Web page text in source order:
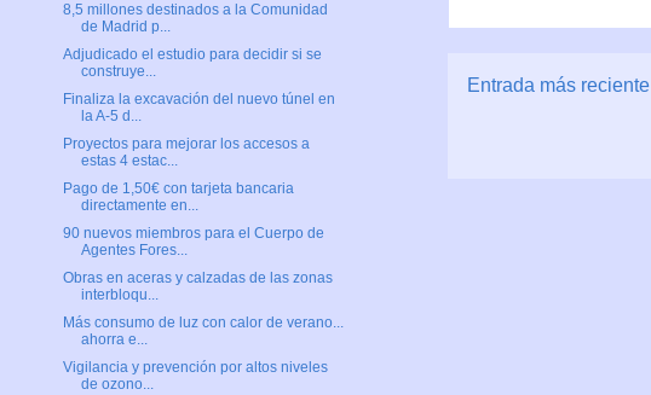
Entrada más reciente
8,5 millones destinados a la Comunidad
de Madrid p...
Adjudicado el estudio para decidir si se
construye...
Finaliza la excavación del nuevo túnel en
la A-5 d...
Proyectos para mejorar los accesos a
estas 4 estac...
Pago de 1,50€ con tarjeta bancaria
directamente en...
90 nuevos miembros para el Cuerpo de
Agentes Fores...
Obras en aceras y calzadas de las zonas
interbloqu...
Más consumo de luz con calor de verano...
ahorra e...
Vigilancia y prevención por altos niveles
de ozono...